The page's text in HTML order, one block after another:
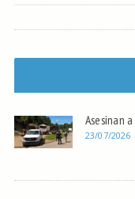
Asesinan
23/07/2026